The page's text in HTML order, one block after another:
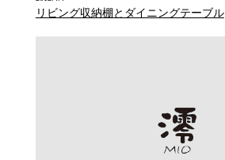
リビング収納棚とダイニングテーブル